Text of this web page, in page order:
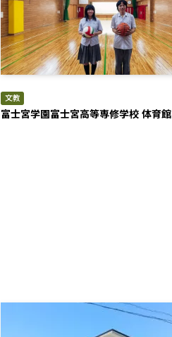
文教
富士宮学園富士宮高等専修学校 体育館